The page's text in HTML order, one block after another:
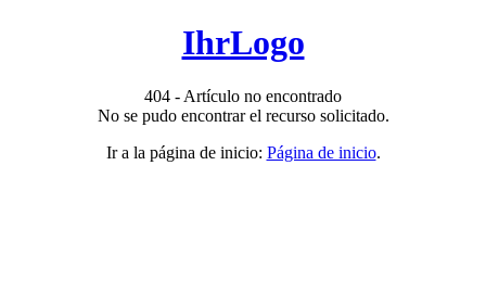
IhrLogo
404 - Artículo no encontrado
No se pudo encontrar el recurso solicitado.
Ir a la página de inicio: Página de inicio.